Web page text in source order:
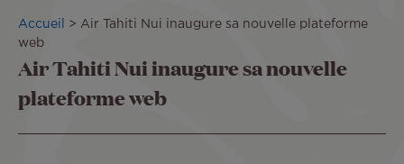
Fil
d'Ariane
Accueil
Air Tahiti Nui inaugure sa nouvelle plateforme
web
Air Tahiti Nui inaugure sa nouvelle
plateforme web